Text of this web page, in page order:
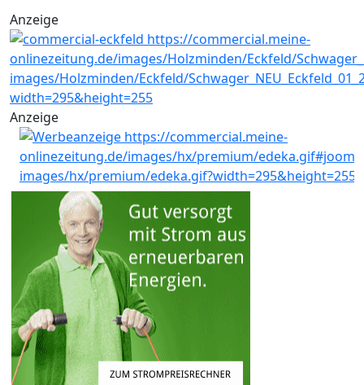
Anzeige
Anzeige